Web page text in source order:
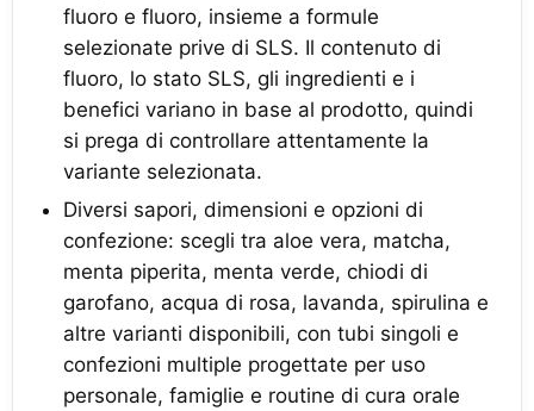
fluoro e fluoro, insieme a formule
selezionate prive di SLS. Il contenuto di
fluoro, lo stato SLS, gli ingredienti e i
benefici variano in base al prodotto, quindi
si prega di controllare attentamente la
variante selezionata.
Diversi sapori, dimensioni e opzioni di
confezione: scegli tra aloe vera, matcha,
menta piperita, menta verde, chiodi di
garofano, acqua di rosa, lavanda, spirulina e
altre varianti disponibili, con tubi singoli e
confezioni multiple progettate per uso
personale, famiglie e routine di cura orale